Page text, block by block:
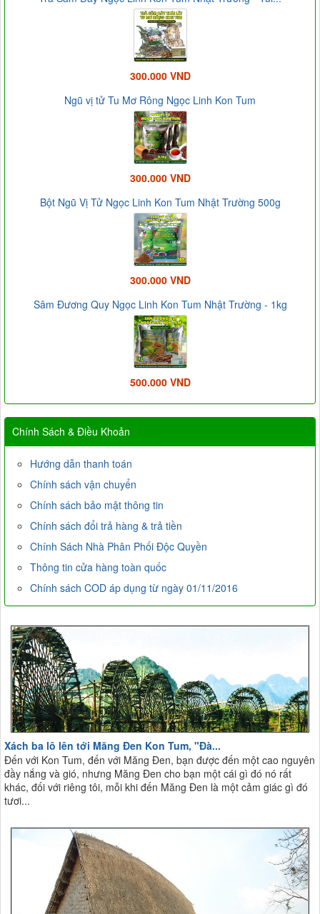
300.000 VND
Ngũ vị tử Tu Mơ Rông Ngọc Linh Kon Tum
300.000 VND
Bột Ngũ Vị Tử Ngọc Linh Kon Tum Nhật Trường 500g
300.000 VND
Sâm Đương Quy Ngọc Linh Kon Tum Nhật Trường - 1kg
500.000 VND
Chính Sách & Điều Khoản
Hướng dẫn thanh toán
Chính sách vận chuyển
Chính sách bảo mật thông tin
Chính sách đổi trả hàng & trả tiền
Chính Sách Nhà Phân Phối Độc Quyền
Thông tin cửa hàng toàn quốc
Chính sách COD áp dụng từ ngày 01/11/2016
Xách ba lô lên tới Măng Đen Kon Tum, "Đà...
Đến với Kon Tum, đến với Măng Đen, bạn được đến một cao nguyên
đầy nắng và gió, nhưng Măng Đen cho bạn một cái gì đó nó rất
khác, đối với riêng tôi, mỗi khi đến Măng Đen là một cảm giác gì đó
tươi...